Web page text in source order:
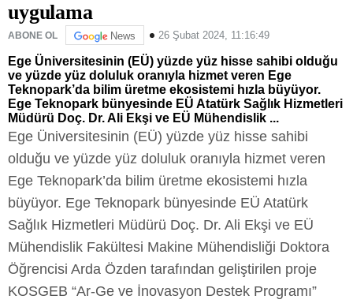
uygulama
ABONE OL News 26 Şubat 2024, 11:16:49
Ege Üniversitesinin (EÜ) yüzde yüz hisse sahibi olduğu
ve yüzde yüz doluluk oranıyla hizmet veren Ege
Teknopark’da bilim üretme ekosistemi hızla büyüyor.
Ege Teknopark bünyesinde EÜ Atatürk Sağlık Hizmetleri
Müdürü Doç. Dr. Ali Ekşi ve EÜ Mühendislik ...
Ege Üniversitesinin (EÜ) yüzde yüz hisse sahibi
olduğu ve yüzde yüz doluluk oranıyla hizmet veren
Ege Teknopark’da bilim üretme ekosistemi hızla
büyüyor. Ege Teknopark bünyesinde EÜ Atatürk
Sağlık Hizmetleri Müdürü Doç. Dr. Ali Ekşi ve EÜ
Mühendislik Fakültesi Makine Mühendisliği Doktora
Öğrencisi Arda Özden tarafından geliştirilen proje
KOSGEB “Ar-Ge ve İnovasyon Destek Programı”